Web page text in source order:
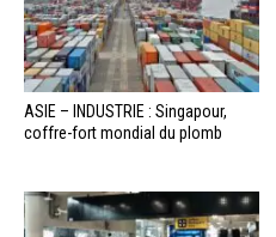
ASIE – INDUSTRIE : Singapour,
coffre-fort mondial du plomb